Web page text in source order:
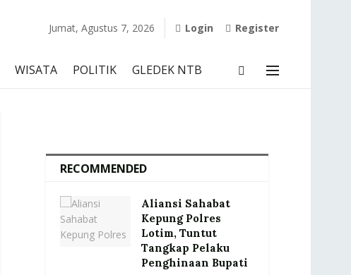
Jumat, Agustus 7, 2026 Login Register
WISATA POLITIK GLEDEK NTB
RECOMMENDED
Aliansi Sahabat
Kepung Polres
Lotim, Tuntut
Tangkap Pelaku
Penghinaan Bupati